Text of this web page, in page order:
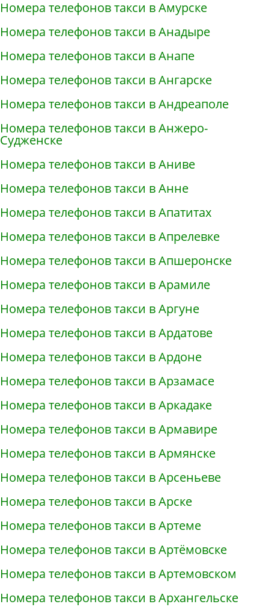
Номера телефонов такси в Амурске
Номера телефонов такси в Анадыре
Номера телефонов такси в Анапе
Номера телефонов такси в Ангарске
Номера телефонов такси в Андреаполе
Номера телефонов такси в Анжеро-
Судженске
Номера телефонов такси в Аниве
Номера телефонов такси в Анне
Номера телефонов такси в Апатитах
Номера телефонов такси в Апрелевке
Номера телефонов такси в Апшеронске
Номера телефонов такси в Арамиле
Номера телефонов такси в Аргуне
Номера телефонов такси в Ардатове
Номера телефонов такси в Ардоне
Номера телефонов такси в Арзамасе
Номера телефонов такси в Аркадаке
Номера телефонов такси в Армавире
Номера телефонов такси в Армянске
Номера телефонов такси в Арсеньеве
Номера телефонов такси в Арске
Номера телефонов такси в Артеме
Номера телефонов такси в Артёмовске
Номера телефонов такси в Артемовском
Номера телефонов такси в Архангельске